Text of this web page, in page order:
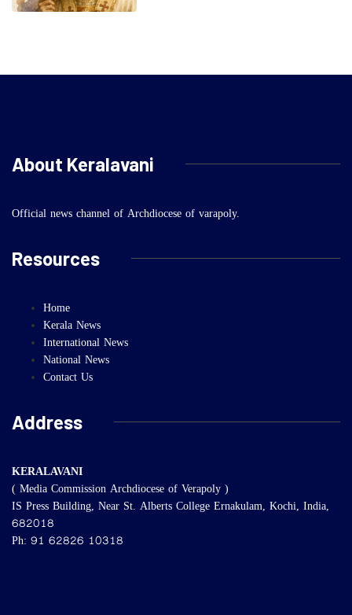
About Keralavani
Official news channel of Archdiocese of varapoly.
Resources
Home
Kerala News
International News
National News
Contact Us
Address
KERALAVANI
( Media Commission Archdiocese of Verapoly )
IS Press Building, Near St. Alberts College Ernakulam, Kochi, India,
682018
Ph: 91 62826 10318